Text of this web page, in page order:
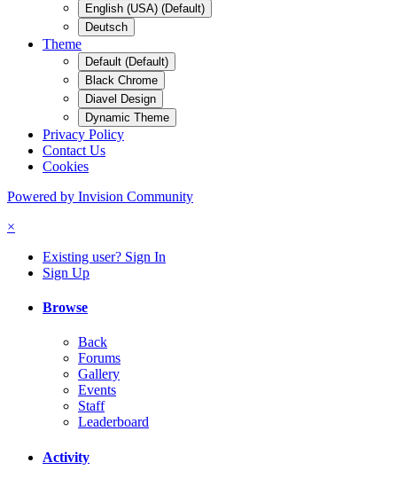
English (USA) (Default)
Deutsch
Theme
Default (Default)
Black Chrome
Diavel Design
Dynamic Theme
Privacy Policy
Contact Us
Cookies
Powered by Invision Community
×
Existing user? Sign In
Sign Up
Browse
Back
Forums
Gallery
Events
Staff
Leaderboard
Activity